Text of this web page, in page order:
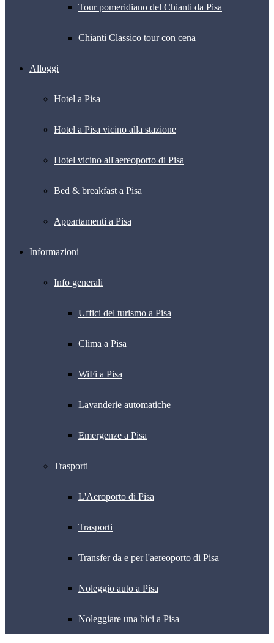
Tour pomeridiano del Chianti da Pisa
Chianti Classico tour con cena
Alloggi
Hotel a Pisa
Hotel a Pisa vicino alla stazione
Hotel vicino all'aereoporto di Pisa
Bed & breakfast a Pisa
Appartamenti a Pisa
Informazioni
Info generali
Uffici del turismo a Pisa
Clima a Pisa
WiFi a Pisa
Lavanderie automatiche
Emergenze a Pisa
Trasporti
L'Aeroporto di Pisa
Trasporti
Transfer da e per l'aereoporto di Pisa
Noleggio auto a Pisa
Noleggiare una bici a Pisa